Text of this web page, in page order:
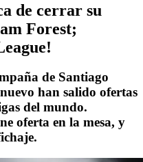
de cerrar su
Forest;
de Santiago
han salido ofertas
del mundo.
oferta en la mesa, y